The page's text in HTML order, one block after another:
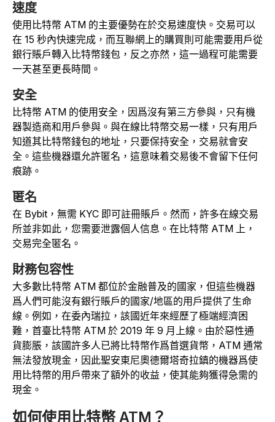
速度
使用比特幣 ATM 的主要優勢在於交易速度快。交易可以
在 15 秒內快速完成，而互聯網上的購買則可能需要用戶從
銀行賬戶轉入比特幣錢包，反之亦然，這一過程可能需要
一天甚至更長時間。
安全
比特幣 ATM 的使用安全，因爲沒有第三方參與，只有機
器製造商和用戶參與。與在線比特幣交易一樣，只有用戶
知道其比特幣錢包的地址，只要保持安全，交易就會安
全。這些機器還允許匿名，這意味着交易後不會留下任何
痕跡。
匿名
在 Bybit，無需 KYC 即可註冊賬戶。然而，許多在線交易
所並非如此，您需要泄露個人信息。在比特幣 ATM 上，
交易完全匿名。
財務包容性
大多數比特幣 ATM 都位於金融普及的國家，但這些機器
爲人們可能沒有銀行賬戶的國家/地區的用戶提供了生命
線。例如，在委內瑞拉，該國近年來經歷了極端經濟困
難，首臺比特幣 ATM 於 2019 年 9 月上線。由於惡性通
貨膨脹，該國許多人已將比特幣作爲首選貨幣，ATM 通常
無法發放現金，因此聖安東尼奧德爾塔奇拉鎮的機器爲使
用比特幣的用戶帶來了額外的收益，使其能夠獲得急需的
現金。
如何使用比特幣 ATM？